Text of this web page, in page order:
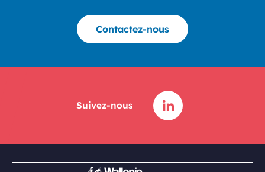
Contactez-nous
Suivez-nous